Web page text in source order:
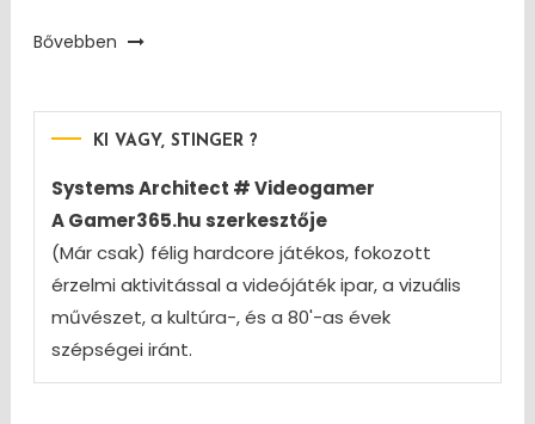
Bővebben
KI VAGY, STINGER ?
Systems Architect # Videogamer
A Gamer365.hu szerkesztője
(Már csak) félig hardcore játékos, fokozott
érzelmi aktivitással a videójáték ipar, a vizuális
művészet, a kultúra-, és a 80'-as évek
szépségei iránt.